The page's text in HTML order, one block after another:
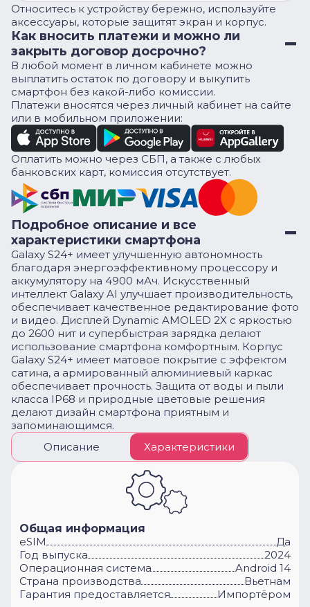
Относитесь к устройству бережно, используйте
аксессуары, которые защитят экран и корпус.
Как вносить платежи и можно ли
закрыть договор досрочно?
В любой момент в личном кабинете можно
выплатить остаток по договору и выкупить
смартфон без какой-либо комиссии.
Платежи вносятся через личный кабинет на сайте
или в мобильном приложении:
Оплатить можно через СБП, а также с любых
банковских карт, комиссия отсутствует.
Подробное описание и все
характеристики смартфона
Galaxy S24+ имеет улучшенную автономность
благодаря энергоэффективному процессору и
аккумулятору на 4900 мАч. Искусственный
интеллект Galaxy AI улучшает производительность,
обеспечивает качественное редактирование фото
и видео. Дисплей Dynamic AMOLED 2X с яркостью
до 2600 нит и супербыстрая зарядка делают
использование смартфона комфортным. Корпус
Galaxy S24+ имеет матовое покрытие с эффектом
сатина, а армированный алюминиевый каркас
обеспечивает прочность. Защита от воды и пыли
класса IP68 и природные цветовые решения
делают дизайн смартфона приятным и
запоминающимся.
Описание
Характеристики
Общая информация
eSIM
Да
Год выпуска
2024
Операционная система
Android 14
Cтрана производства
Вьетнам
Гарантия предоставляется
Импортёром